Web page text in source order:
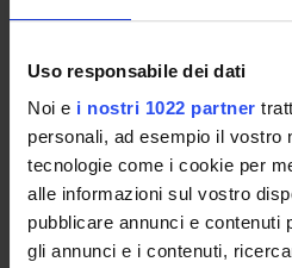
Uso responsabile dei dati
Noi e i nostri 1022 partner
personali, ad esempio il vostro
tecnologie come i cookie per
alle informazioni sul vostro
pubblicare annunci e contenuti
gli annunci e i contenuti,
PROJECTS
PUBLICATIONS
ASSIGNMENTS
ORGANISATION